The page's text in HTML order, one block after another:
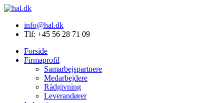
info@hal.dk
Tlf: +45 56 28 71 09
Forside
Firmaprofil
Samarbejspartnere
Medarbejdere
Rådgivning
Leverandører